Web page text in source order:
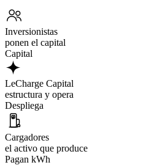
Inversionistas
ponen el capital
Capital
LeCharge Capital
estructura y opera
Despliega
Cargadores
el activo que produce
Pagan kWh